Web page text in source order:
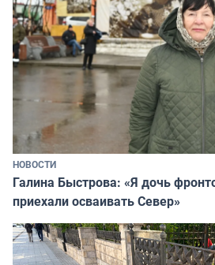
НОВОСТИ
Галина Быстрова: «Я дочь
приехали осваивать Север»